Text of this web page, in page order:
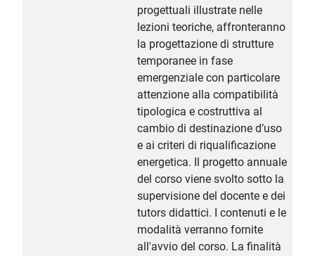
progettuali illustrate nelle
lezioni teoriche, affronteranno
la progettazione di strutture
temporanee in fase
emergenziale con particolare
attenzione alla compatibilità
tipologica e costruttiva al
cambio di destinazione d’uso
e ai criteri di riqualificazione
energetica. Il progetto annuale
del corso viene svolto sotto la
supervisione del docente e dei
tutors didattici. I contenuti e le
modalità verranno fornite
all'avvio del corso. La finalità